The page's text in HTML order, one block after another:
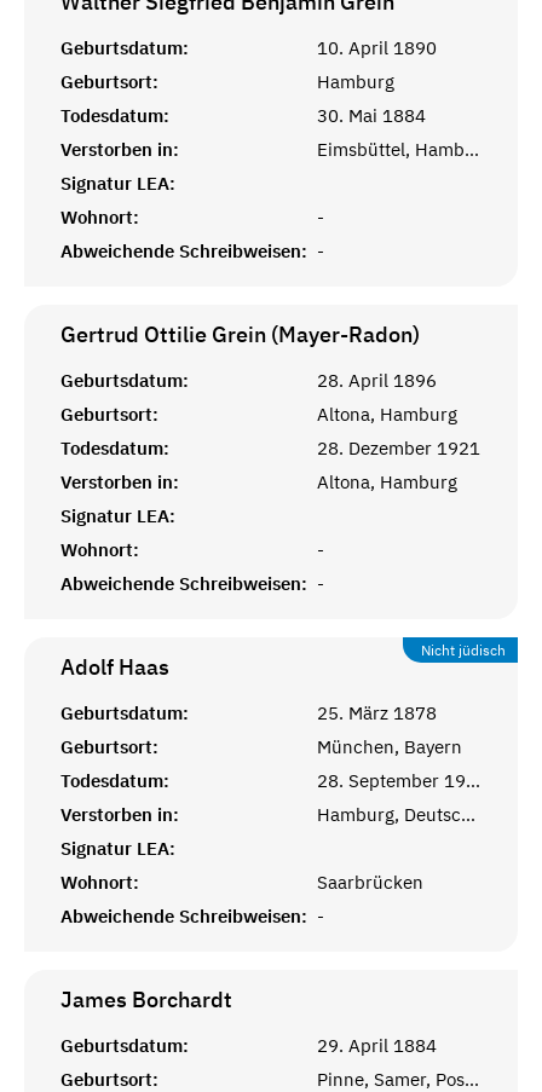
Geburtsdatum:
10. April 1890
Geburtsort:
Hamburg
Todesdatum:
30. Mai 1884
Verstorben in:
Eimsbüttel, Hamburg
Signatur LEA:
Wohnort:
-
Abweichende Schreibweisen: -
Gertrud Ottilie Grein (Mayer-Radon)
Geburtsdatum:
28. April 1896
Geburtsort:
Altona, Hamburg
Todesdatum:
28. Dezember 1921
Verstorben in:
Altona, Hamburg
Signatur LEA:
Wohnort:
-
Abweichende Schreibweisen: -
Nicht jüdisch
Adolf Haas
Geburtsdatum:
25. März 1878
Geburtsort:
München, Bayern
Todesdatum:
28. September 1947
Verstorben in:
Hamburg, Deutschland
Signatur LEA:
Wohnort:
Saarbrücken
Abweichende Schreibweisen: -
James Borchardt
Geburtsdatum:
29. April 1884
Geburtsort:
Pinne, Samer, Posen, Preußen